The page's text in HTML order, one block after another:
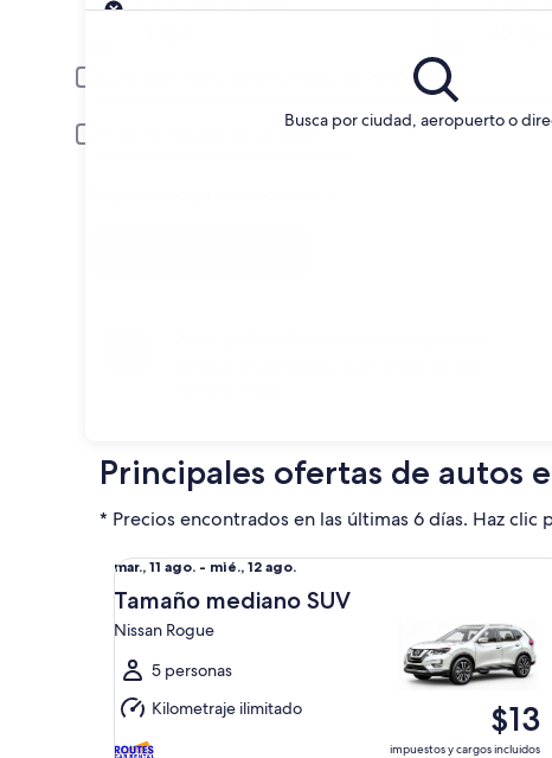
Busca por ciudad, aeropuerto o
Fecha de entrega
Fecha
Conductor menor de 30 o mayor de 70 años
Puede ser necesario un cargo extra por conductor joven o adulto mayor.
Principales ofertas de autos
* Precios encontrados en las últimas 6 días. Haz clic
Del
mar.,
11
ago.
al
mié.,
12
ago.
mar., 11 ago. - mié., 12 ago.
Tamaño mediano SUV
Nissan Rogue
5 personas
Kilometraje ilimitado
$13
impuestos y cargos incluidos
Tamaño mediano SUV Nissan Rogue